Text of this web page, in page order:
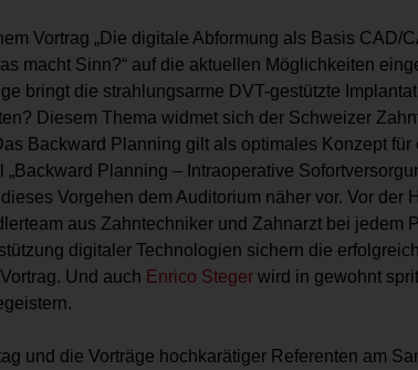
Vortrag „Die digitale Abformung als Basis CAD/
macht Sinn?“ auf die aktuellen Möglichkeiten
bringt die strahlungsarme DVT-gestützte
Diesem Thema widmet sich der Schweizer
Backward Planning gilt als optimales Konzept für
„Backward Planning – Intraoperative
dieses Vorgehen dem Auditorium näher vor. Vor der
aus Zahntechniker und Zahnarzt bei jedem
digitaler Technologien sichern die
Und auch Enrico Steger wird in gewohnt
und die Vorträge hochkarätiger Referenten am